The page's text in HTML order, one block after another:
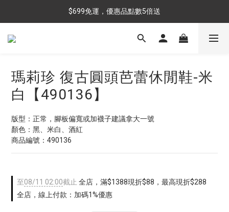
$699免運，優惠品點數5倍送
$699免運，優惠品點數5倍送
滿額最高現折$288
$699免運，優惠品點數5倍送
瑪莉珍 復古圓頭芭蕾休閒鞋-米
白【490136】
版型：正常，腳板偏寬或加襪子建議拿大一號
顏色：黑、米白、酒紅
商品編號：490136
至08/11 02:00截止 全店，滿$1388現折$88，最高現折$288
全店，線上付款：加碼1%優惠